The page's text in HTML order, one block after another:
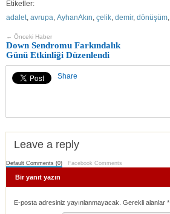
Etiketler:
adalet avrupa AyhanAkın çelik demir, dönüşüm
← Önceki Haber
Down Sendromu Farkındalık
Günü Etkinliği Düzenlendi
Share
Leave a reply
Default Comments (0) Facebook Comments
Bir yanıt yazın
E-posta adresiniz yayınlanmayacak. Gerekli alanlar *